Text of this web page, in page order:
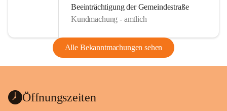
Beeinträchtigung der Gemeindestraße
Kundmachung - amtlich
Alle Bekanntmachungen sehen
Öffnungszeiten